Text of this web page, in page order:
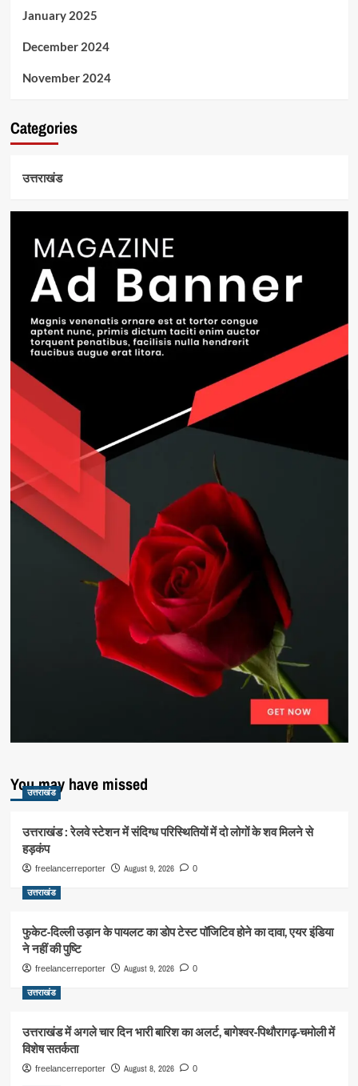
January 2025
December 2024
November 2024
Categories
उत्तराखंड
You may have missed
उत्तराखंड
उत्तराखंड : रेलवे स्टेशन में संदिग्ध परिस्थितियों में दो लोगों के शव मिलने से
हड़कंप
freelancerreporter August 9, 2026 0
उत्तराखंड
फुकेट-दिल्ली उड़ान के पायलट का डोप टेस्ट पॉजिटिव होने का दावा, एयर इंडिया
ने नहीं की पुष्टि
freelancerreporter August 9, 2026 0
उत्तराखंड
उत्तराखंड में अगले चार दिन भारी बारिश का अलर्ट, बागेश्वर-पिथौरागढ़-चमोली में
विशेष सतर्कता
freelancerreporter August 8, 2026 0